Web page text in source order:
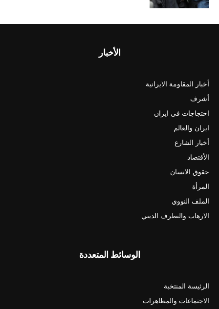
الأخبار
أخبار المقاومة الايرانية
أشرف
احتجاجات في ايران
ايران والعالم
أخبار الشارع
الأقتصاد
حقوق الانسان
المرأة
الملف النووي
الارهاب والتطرف الديني
الوسائط المتعددة
الرئيسة المنتخبة
الاجتماعات والمظاهرات